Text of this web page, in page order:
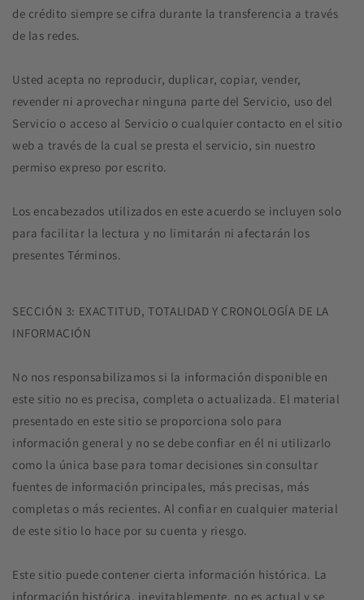
de crédito siempre se cifra durante la transferencia a través
de las redes.
Usted acepta no reproducir, duplicar, copiar, vender,
revender ni aprovechar ninguna parte del Servicio, uso del
Servicio o acceso al Servicio o cualquier contacto en el sitio
web a través de la cual se presta el servicio, sin nuestro
permiso expreso por escrito.
Los encabezados utilizados en este acuerdo se incluyen solo
para facilitar la lectura y no limitarán ni afectarán los
presentes Términos.
SECCIÓN 3: EXACTITUD, TOTALIDAD Y CRONOLOGÍA DE LA
INFORMACIÓN
No nos responsabilizamos si la información disponible en
este sitio no es precisa, completa o actualizada. El material
presentado en este sitio se proporciona solo para
información general y no se debe confiar en él ni utilizarlo
como la única base para tomar decisiones sin consultar
fuentes de información principales, más precisas, más
completas o más recientes. Al confiar en cualquier material
de este sitio lo hace por su cuenta y riesgo.
Este sitio puede contener cierta información histórica. La
información histórica, inevitablemente, no es actual y se